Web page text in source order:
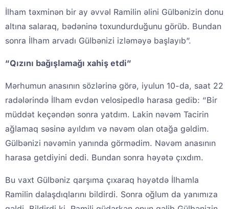
İlham təxminən bir ay əvvəl Ramilin əlini Gülbənizin donu
altına salaraq, bədəninə toxundurduğunu görüb. Bundan
sonra İlham arvadı Gülbənizi izləməyə başlayıb”.
“Qızını bağışlamağı xahiş etdi”
Mərhumun anasının sözlərinə görə, iyulun 10-da, saat 22
radələrində İlham evdən velosipedlə harasa gedib: “Bir
müddət keçəndən sonra yatdım. Lakin nəvəm Tacirin
ağlamaq səsinə ayıldım və nəvəm olan otağa gəldim.
Gülbənizi nəvəmin yanında görmədim. Nəvəm anasının
harasa getdiyini dedi. Bundan sonra həyətə çıxdım.
Bu vaxt Gülbəniz qarşıma çıxaraq həyətdə İlhamla
Ramilin dalaşdıqlarını bildirdi. Sonra oğlum da yanımıza